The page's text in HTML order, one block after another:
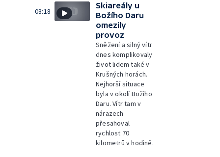
03:18
Skiareály u
Božího Daru
omezily
provoz
Sněžení a silný vítr
dnes komplikovaly
život lidem také v
Krušných horách.
Nejhorší situace
byla v okolí Božího
Daru. Vítr tam v
nárazech
přesahoval
rychlost 70
kilometrů v hodině.